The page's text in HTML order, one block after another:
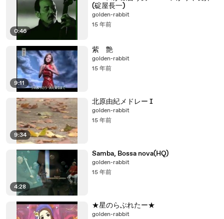
0:46
(碇屋長一)
golden-rabbit
15 年前
9:11
紫 艶
golden-rabbit
15 年前
9:34
北原由紀メドレー Ⅰ
golden-rabbit
15 年前
4:28
Samba, Bossa nova(HQ)
golden-rabbit
15 年前
★星のらぶれたー★
golden-rabbit